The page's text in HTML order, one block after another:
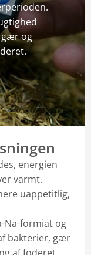
gær og
energien
varmt.
uappetitlig,
Na-formiat og
bakterier, gær